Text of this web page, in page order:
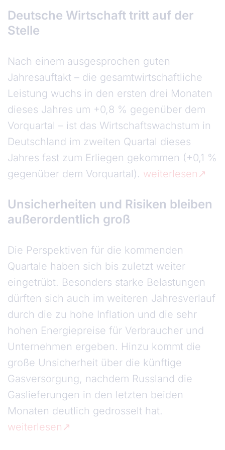
Deutsche Wirtschaft tritt auf der
Stelle
Nach einem ausgesprochen guten
Jahresauftakt – die gesamtwirtschaftliche
Leistung wuchs in den ersten drei Monaten
dieses Jahres um +0,8 % gegenüber dem
Vorquartal – ist das Wirtschaftswachstum in
Deutschland im zweiten Quartal dieses
Jahres fast zum Erliegen gekommen (+0,1 %
gegenüber dem Vorquartal). weiterlesen
Unsicherheiten und Risiken bleiben
außerordentlich groß
Die Perspektiven für die kommenden
Quartale haben sich bis zuletzt weiter
eingetrübt. Besonders starke Belastungen
dürften sich auch im weiteren Jahresverlauf
durch die zu hohe Inflation und die sehr
hohen Energiepreise für Verbraucher und
Unternehmen ergeben. Hinzu kommt die
große Unsicherheit über die künftige
Gasversorgung, nachdem Russland die
Gaslieferungen in den letzten beiden
Monaten deutlich gedrosselt hat.
weiterlesen